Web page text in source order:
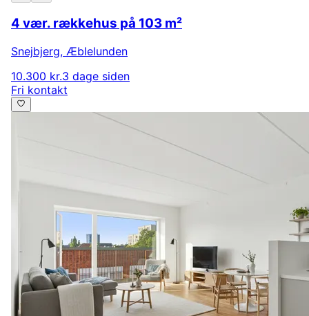
4 vær. rækkehus på 103 m²
Snejbjerg, Æblelunden
10.300 kr.3 dage siden
Fri kontakt